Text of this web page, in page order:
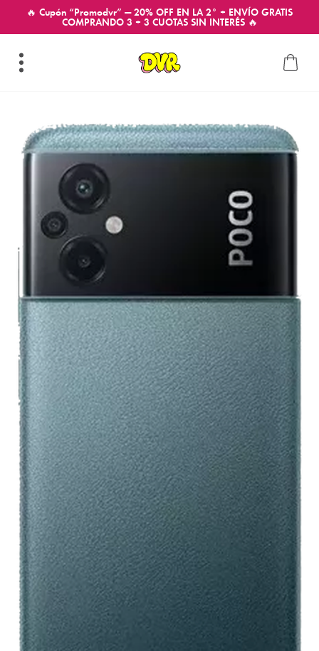
🔥 Cupón “Promodvr” — 20% OFF EN LA 2° + ENVÍO GRATIS
COMPRANDO 3 + 3 CUOTAS SIN INTERÉS 🔥